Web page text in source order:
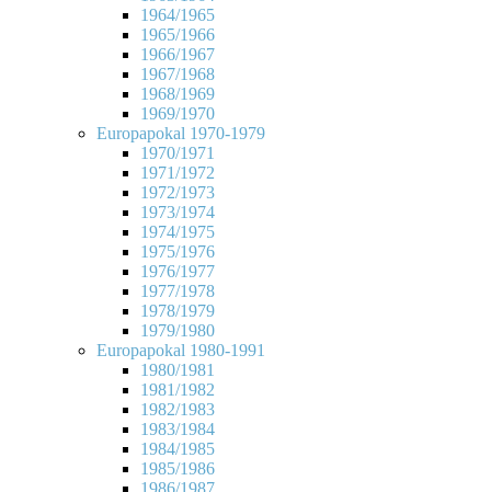
1964/1965
1965/1966
1966/1967
1967/1968
1968/1969
1969/1970
Europapokal 1970-1979
1970/1971
1971/1972
1972/1973
1973/1974
1974/1975
1975/1976
1976/1977
1977/1978
1978/1979
1979/1980
Europapokal 1980-1991
1980/1981
1981/1982
1982/1983
1983/1984
1984/1985
1985/1986
1986/1987